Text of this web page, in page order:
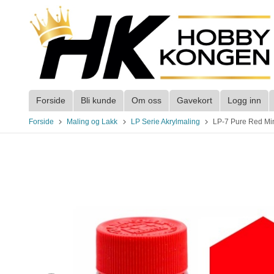
innholdet
Forside Bli kunde Om oss Gavekort Logg inn
Forside Maling og Lakk LP Serie Akrylmaling LP-7 Pure Red